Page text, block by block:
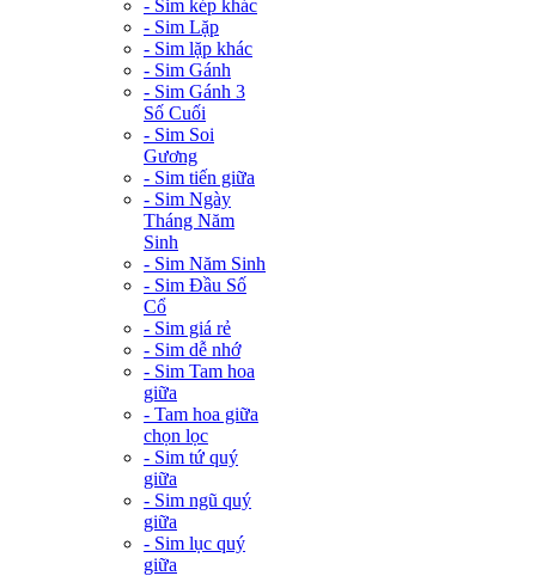
- Sim kép khác
- Sim Lặp
- Sim lặp khác
- Sim Gánh
- Sim Gánh 3
Số Cuối
- Sim Soi
Gương
- Sim tiến giữa
- Sim Ngày
Tháng Năm
Sinh
- Sim Năm Sinh
- Sim Đầu Số
Cổ
- Sim giá rẻ
- Sim dễ nhớ
- Sim Tam hoa
giữa
- Tam hoa giữa
chọn lọc
- Sim tứ quý
giữa
- Sim ngũ quý
giữa
- Sim lục quý
giữa